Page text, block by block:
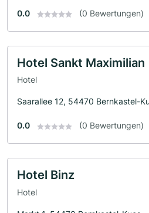
0.0 (0 Bewertungen)
Hotel Sankt Maximilian
Hotel
Saarallee 12, 54470 Bernkastel-
0.0 (0 Bewertungen)
Hotel Binz
Hotel